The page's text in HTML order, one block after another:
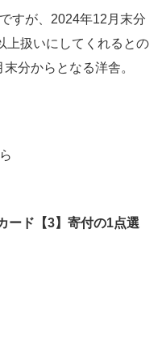
すが、2024年12月末分
上扱いにしてくれるとの
分からとなる洋舎。
ード【3】寄付の1点選